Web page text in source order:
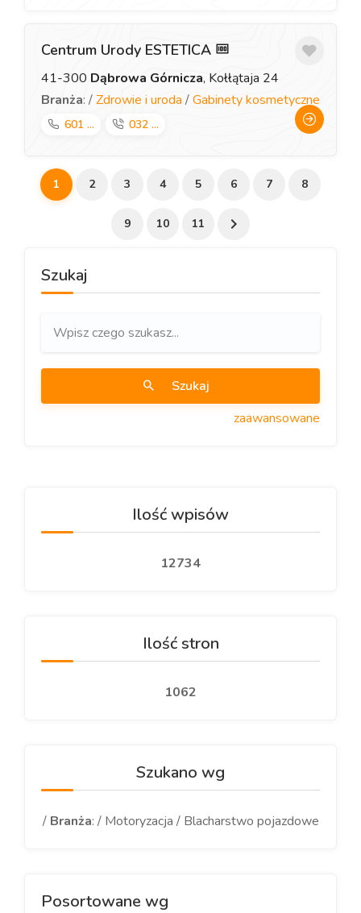
Centrum Urody ESTETICA
41-300 Dąbrowa Górnicza, Kołłątaja 24
Branża: /Zdrowie i uroda /Gabinety kosmetyczne
601 ... 032 ...
1 2 3 4 5 6 7 8
9 10 11
Szukaj
Szukaj
zaawansowane
Ilość wpisów
12734
Ilość stron
1062
Szukano wg
/ Branża: / Motoryzacja / Blacharstwo pojazdowe
Posortowane wg